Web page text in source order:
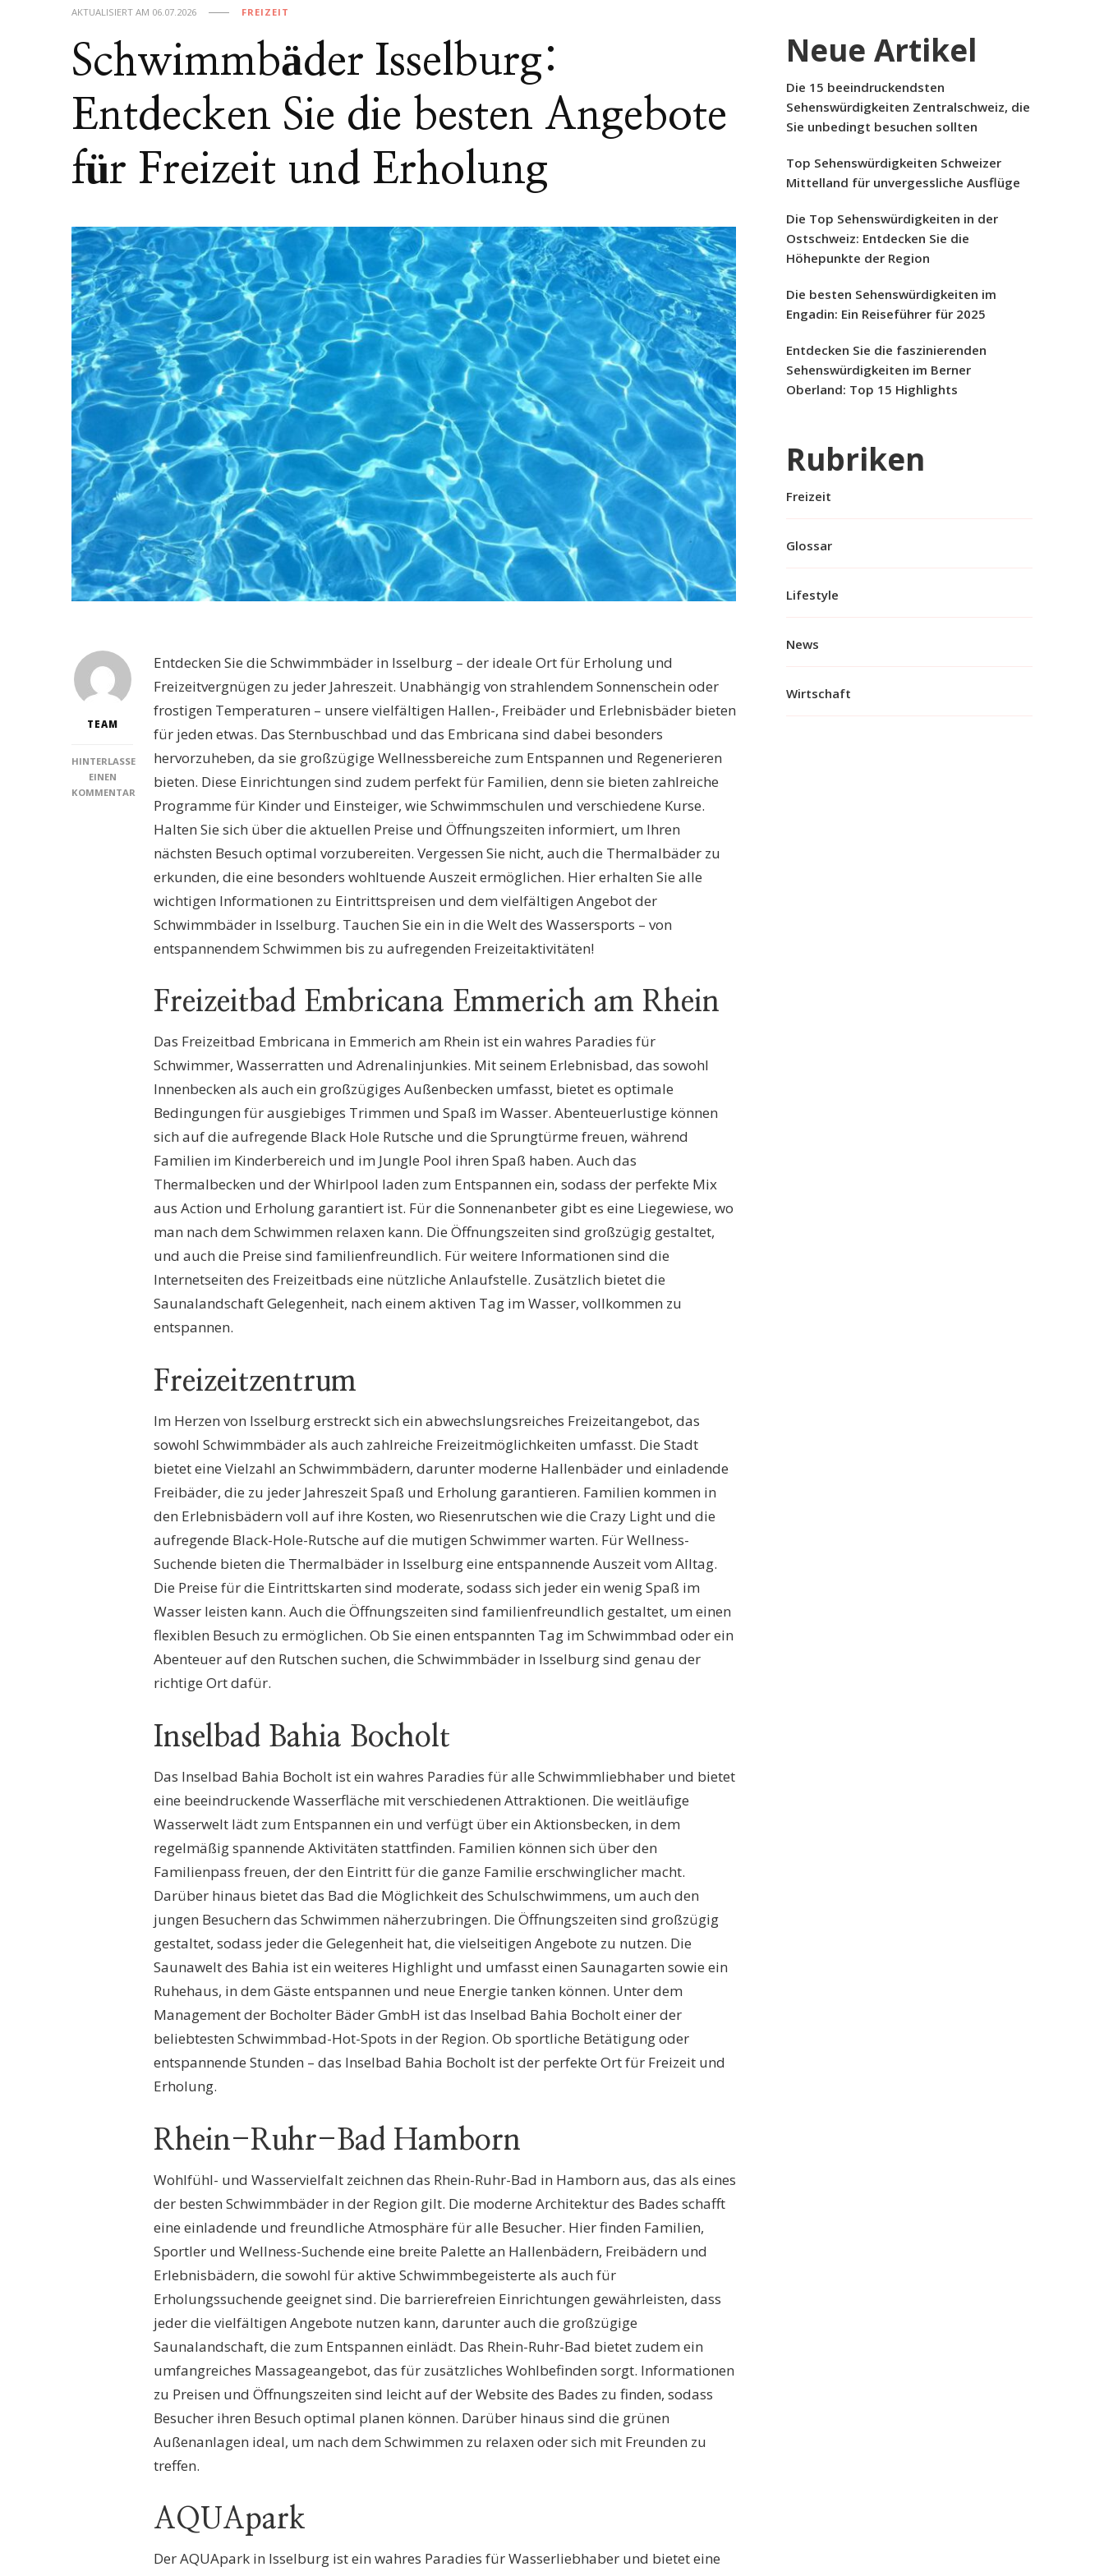
AKTUALISIERT AM 06.07.2026 FREIZEIT
Schwimmbäder Isselburg:
Entdecken Sie die besten Angebote
für Freizeit und Erholung
TEAM
HINTERLASSE
EINEN
KOMMENTAR
SCHWIMMBÄDER
ISSELBURG:
ENTDECKEN
Entdecken Sie die Schwimmbäder in Isselburg – der ideale Ort für Erholung und
Freizeitvergnügen zu jeder Jahreszeit. Unabhängig von strahlendem Sonnenschein oder
frostigen Temperaturen – unsere vielfältigen Hallen-, Freibäder und Erlebnisbäder bieten
für jeden etwas. Das Sternbuschbad und das Embricana sind dabei besonders
hervorzuheben, da sie großzügige Wellnessbereiche zum Entspannen und Regenerieren
bieten. Diese Einrichtungen sind zudem perfekt für Familien, denn sie bieten zahlreiche
Programme für Kinder und Einsteiger, wie Schwimmschulen und verschiedene Kurse.
Halten Sie sich über die aktuellen Preise und Öffnungszeiten informiert, um Ihren
nächsten Besuch optimal vorzubereiten. Vergessen Sie nicht, auch die Thermalbäder zu
erkunden, die eine besonders wohltuende Auszeit ermöglichen. Hier erhalten Sie alle
wichtigen Informationen zu Eintrittspreisen und dem vielfältigen Angebot der
Schwimmbäder in Isselburg. Tauchen Sie ein in die Welt des Wassersports – von
entspannendem Schwimmen bis zu aufregenden Freizeitaktivitäten!
Freizeitbad Embricana Emmerich am Rhein
Das Freizeitbad Embricana in Emmerich am Rhein ist ein wahres Paradies für
Schwimmer, Wasserratten und Adrenalinjunkies. Mit seinem Erlebnisbad, das sowohl
Innenbecken als auch ein großzügiges Außenbecken umfasst, bietet es optimale
Bedingungen für ausgiebiges Trimmen und Spaß im Wasser. Abenteuerlustige können
sich auf die aufregende Black Hole Rutsche und die Sprungtürme freuen, während
Familien im Kinderbereich und im Jungle Pool ihren Spaß haben. Auch das
Thermalbecken und der Whirlpool laden zum Entspannen ein, sodass der perfekte Mix
aus Action und Erholung garantiert ist. Für die Sonnenanbeter gibt es eine Liegewiese, wo
man nach dem Schwimmen relaxen kann. Die Öffnungszeiten sind großzügig gestaltet,
und auch die Preise sind familienfreundlich. Für weitere Informationen sind die
Internetseiten des Freizeitbads eine nützliche Anlaufstelle. Zusätzlich bietet die
Saunalandschaft Gelegenheit, nach einem aktiven Tag im Wasser, vollkommen zu
entspannen.
Freizeitzentrum
Im Herzen von Isselburg erstreckt sich ein abwechslungsreiches Freizeitangebot, das
sowohl Schwimmbäder als auch zahlreiche Freizeitmöglichkeiten umfasst. Die Stadt
bietet eine Vielzahl an Schwimmbädern, darunter moderne Hallenbäder und einladende
Freibäder, die zu jeder Jahreszeit Spaß und Erholung garantieren. Familien kommen in
den Erlebnisbädern voll auf ihre Kosten, wo Riesenrutschen wie die Crazy Light und die
aufregende Black-Hole-Rutsche auf die mutigen Schwimmer warten. Für Wellness-
Suchende bieten die Thermalbäder in Isselburg eine entspannende Auszeit vom Alltag.
Die Preise für die Eintrittskarten sind moderate, sodass sich jeder ein wenig Spaß im
Wasser leisten kann. Auch die Öffnungszeiten sind familienfreundlich gestaltet, um einen
flexiblen Besuch zu ermöglichen. Ob Sie einen entspannten Tag im Schwimmbad oder ein
Abenteuer auf den Rutschen suchen, die Schwimmbäder in Isselburg sind genau der
richtige Ort dafür.
Inselbad Bahia Bocholt
Das Inselbad Bahia Bocholt ist ein wahres Paradies für alle Schwimmliebhaber und bietet
eine beeindruckende Wasserfläche mit verschiedenen Attraktionen. Die weitläufige
Wasserwelt lädt zum Entspannen ein und verfügt über ein Aktionsbecken, in dem
regelmäßig spannende Aktivitäten stattfinden. Familien können sich über den
Familienpass freuen, der den Eintritt für die ganze Familie erschwinglicher macht.
Darüber hinaus bietet das Bad die Möglichkeit des Schulschwimmens, um auch den
jungen Besuchern das Schwimmen näherzubringen. Die Öffnungszeiten sind großzügig
gestaltet, sodass jeder die Gelegenheit hat, die vielseitigen Angebote zu nutzen. Die
Saunawelt des Bahia ist ein weiteres Highlight und umfasst einen Saunagarten sowie ein
Ruhehaus, in dem Gäste entspannen und neue Energie tanken können. Unter dem
Management der Bocholter Bäder GmbH ist das Inselbad Bahia Bocholt einer der
beliebtesten Schwimmbad-Hot-Spots in der Region. Ob sportliche Betätigung oder
entspannende Stunden – das Inselbad Bahia Bocholt ist der perfekte Ort für Freizeit und
Erholung.
Rhein-Ruhr-Bad Hamborn
Wohlfühl- und Wasservielfalt zeichnen das Rhein-Ruhr-Bad in Hamborn aus, das als eines
der besten Schwimmbäder in der Region gilt. Die moderne Architektur des Bades schafft
eine einladende und freundliche Atmosphäre für alle Besucher. Hier finden Familien,
Sportler und Wellness-Suchende eine breite Palette an Hallenbädern, Freibädern und
Erlebnisbädern, die sowohl für aktive Schwimmbegeisterte als auch für
Erholungssuchende geeignet sind. Die barrierefreien Einrichtungen gewährleisten, dass
jeder die vielfältigen Angebote nutzen kann, darunter auch die großzügige
Saunalandschaft, die zum Entspannen einlädt. Das Rhein-Ruhr-Bad bietet zudem ein
umfangreiches Massageangebot, das für zusätzliches Wohlbefinden sorgt. Informationen
zu Preisen und Öffnungszeiten sind leicht auf der Website des Bades zu finden, sodass
Besucher ihren Besuch optimal planen können. Darüber hinaus sind die grünen
Außenanlagen ideal, um nach dem Schwimmen zu relaxen oder sich mit Freunden zu
treffen.
AQUApark
Der AQUApark in Isselburg ist ein wahres Paradies für Wasserliebhaber und bietet eine
Neue Artikel
Die 15 beeindruckendsten
Sehenswürdigkeiten Zentralschweiz, die
Sie unbedingt besuchen sollten
Top Sehenswürdigkeiten Schweizer
Mittelland für unvergessliche Ausflüge
Die Top Sehenswürdigkeiten in der
Ostschweiz: Entdecken Sie die
Höhepunkte der Region
Die besten Sehenswürdigkeiten im
Engadin: Ein Reiseführer für 2025
Entdecken Sie die faszinierenden
Sehenswürdigkeiten im Berner
Oberland: Top 15 Highlights
Rubriken
Freizeit
Glossar
Lifestyle
News
Wirtschaft